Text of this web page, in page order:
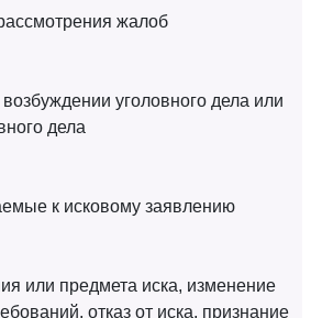
жалоб
уголовного дела или
дела
к исковому заявлению
или предмета иска, изменение
отказ от иска, признание